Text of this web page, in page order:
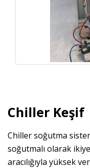
Chiller Keşif
Chiller soğutma
soğutmalı olarak
aracılığıyla yüksek